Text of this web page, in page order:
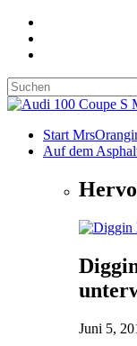
Start
Auf dem
Juni 5,